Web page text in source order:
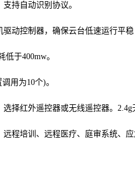
持自动识别协议。
动控制器，确保云台低速运行平
于400mw。
用为10个)。
择红外遥控器或无线遥控器。
程培训、远程医疗、庭审系统、